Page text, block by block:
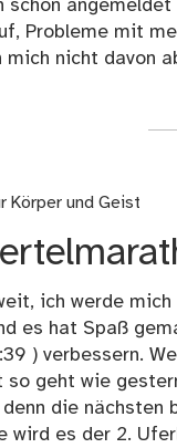
schon
Probleme mit
nicht davon
Körper und Geist
ich werde
es hat Spaß
) verbessern.
geht wie
die nächsten
wird es der 2.